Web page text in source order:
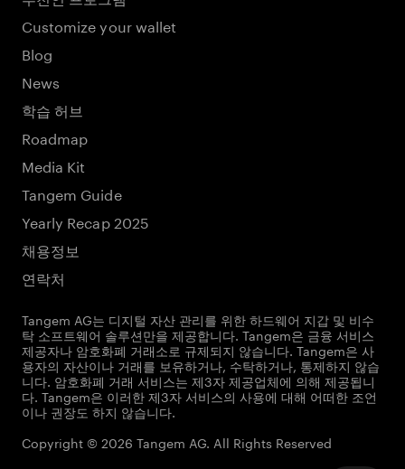
Customize your wallet
Blog
News
학습 허브
Roadmap
Media Kit
Tangem Guide
Yearly Recap 2025
채용정보
연락처
Tangem AG는 디지털 자산 관리를 위한 하드웨어 지갑 및 비수
탁 소프트웨어 솔루션만을 제공합니다. Tangem은 금융 서비스
제공자나 암호화폐 거래소로 규제되지 않습니다. Tangem은 사
용자의 자산이나 거래를 보유하거나, 수탁하거나, 통제하지 않습
니다. 암호화폐 거래 서비스는 제3자 제공업체에 의해 제공됩니
다. Tangem은 이러한 제3자 서비스의 사용에 대해 어떠한 조언
이나 권장도 하지 않습니다.